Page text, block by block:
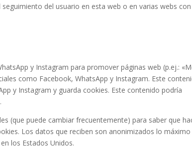
del usuario en esta web o en varias webs con
y Instagram para promover páginas web (p.ej.:
como Facebook, WhatsApp y Instagram. Este
y Instagram y guarda cookies. Este contenido podría
(que puede cambiar frecuentemente) para saber que
Los datos que reciben son anonimizados lo máximo
los Estados Unidos.